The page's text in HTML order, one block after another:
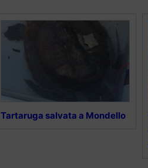
Tartaruga salvata a Mondello